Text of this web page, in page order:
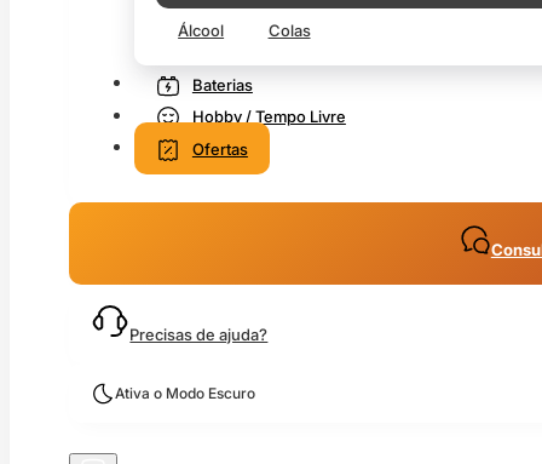
Álcool Colas
Baterias
Hobby / Tempo Livre
Ofertas
Precisas de ajuda?
Ativa o Modo Escuro